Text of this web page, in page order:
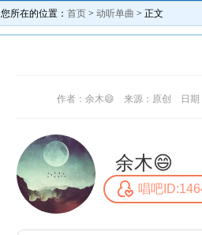
您所在的位置： 首页 > 动听单曲 > 正文
作者：余木😄 来源：原创 日期
余木😄
唱吧